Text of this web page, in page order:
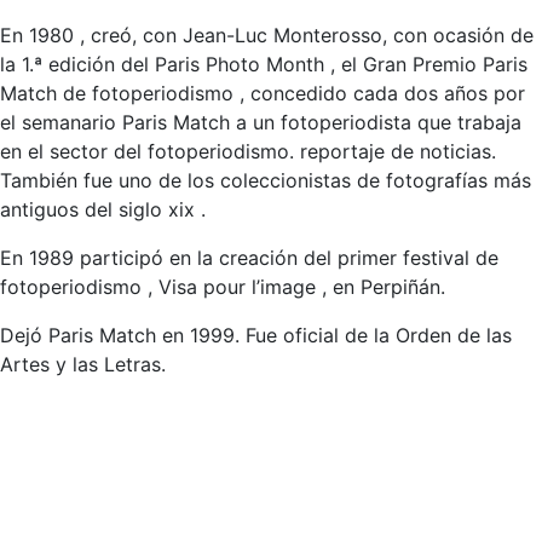
En 1980 , creó, con Jean-Luc Monterosso, con ocasión de
la 1.ª edición del Paris Photo Month , el Gran Premio Paris
Match de fotoperiodismo , concedido cada dos años por
el semanario Paris Match a un fotoperiodista que trabaja
en el sector del fotoperiodismo. reportaje de noticias.
También fue uno de los coleccionistas de fotografías más
antiguos del siglo xix .
En 1989 participó en la creación del primer festival de
fotoperiodismo , Visa pour l’image , en Perpiñán.
Dejó Paris Match en 1999. Fue oficial de la Orden de las
Artes y las Letras.